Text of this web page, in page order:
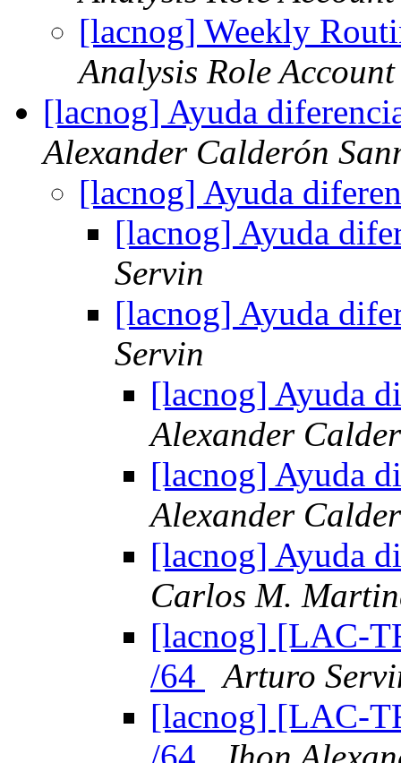
[lacnog] Weekly
Analysis Role Account
[lacnog] Ayuda
Alexander Calderón
[lacnog] Ayuda
[lacnog] Ayuda
Servin
[lacnog] Ayuda
Servin
[lacnog] Ayuda
Alexander
[lacnog] Ayuda
Alexander
[lacnog] Ayuda
Carlos M.
[lacnog] [LAC-
/64
Arturo
[lacnog] [LAC-